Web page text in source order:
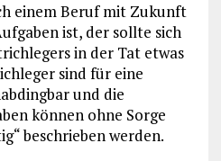
einem Beruf mit Zukunft
ist, der sollte sich
in der Tat etwas
sind für eine
und die
können ohne Sorge
beschrieben werden.